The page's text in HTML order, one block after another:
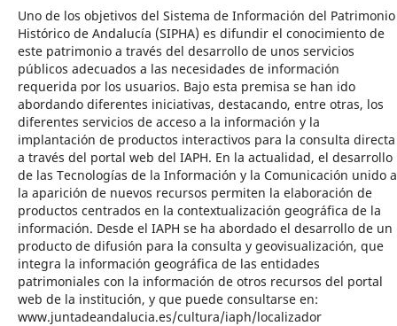
Uno de los objetivos del Sistema de Información del Patrimonio
Histórico de Andalucía (SIPHA) es difundir el conocimiento de
este patrimonio a través del desarrollo de unos servicios
públicos adecuados a las necesidades de información
requerida por los usuarios. Bajo esta premisa se han ido
abordando diferentes iniciativas, destacando, entre otras, los
diferentes servicios de acceso a la información y la
implantación de productos interactivos para la consulta directa
a través del portal web del IAPH. En la actualidad, el desarrollo
de las Tecnologías de la Información y la Comunicación unido a
la aparición de nuevos recursos permiten la elaboración de
productos centrados en la contextualización geográfica de la
información. Desde el IAPH se ha abordado el desarrollo de un
producto de difusión para la consulta y geovisualización, que
integra la información geográfica de las entidades
patrimoniales con la información de otros recursos del portal
web de la institución, y que puede consultarse en:
www.juntadeandalucia.es/cultura/iaph/localizador